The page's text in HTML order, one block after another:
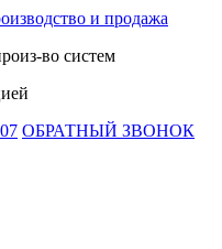
во систем
ОБРАТНЫЙ ЗВОНОК